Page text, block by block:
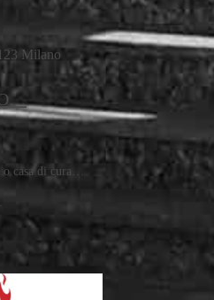
Milano
casa di cura…